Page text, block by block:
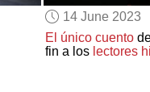
14 June 2023
El único cuento
fin a los lectores